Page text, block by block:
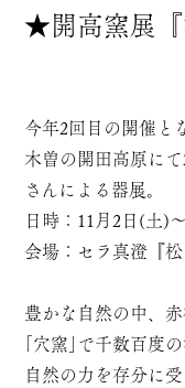
★開高窯展
今年2回目の開催と
木曽の開田高原に
さんによる器展。
日時：11月2日(土
会場：セラ真澄『
豊かな自然の中、
｢穴窯｣で千数百度
自然の力を存分に受